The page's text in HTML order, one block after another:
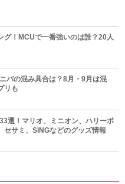
グ！MCUで一番強いのは誰？20人
バの混み具合は？8月・9月は混
リも
選！マリオ、ミニオン、ハリーポ
セサミ、SINGなどのグッズ情報